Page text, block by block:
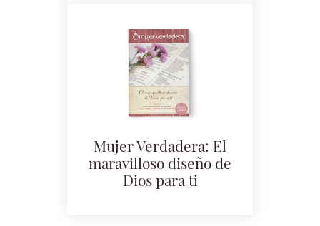
Mujer Verdadera: El
maravilloso diseño de
Dios para ti